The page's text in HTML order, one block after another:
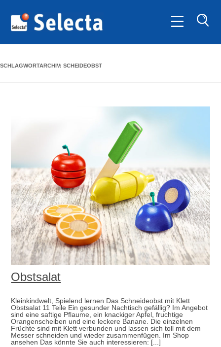
SCHLAGWORTARCHIV: SCHEIDEOBST
Obstsalat
Kleinkindwelt, Spielend lernen Das Schneideobst mit Klett
Obstsalat 11 Teile Ein gesunder Nachtisch gefällig? Im Angebot
sind eine saftige Pflaume, ein knackiger Apfel, fruchtige
Orangenscheiben und eine leckere Banane. Die einzelnen
Früchte sind mit Klett verbunden und lassen sich toll mit dem
Messer schneiden und wieder zusammenfügen. Im Shop
ansehen Das könnte Sie auch interessieren: [...]